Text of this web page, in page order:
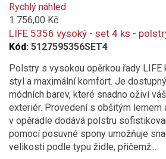
added
to
compare
Rychlý náhled
1 756,00 Kč
LIFE 5356 vysoký - set 4 ks -
Kód: 5127595356SET4
Polstry s vysokou opěrkou řady LIFE
styl a maximální komfort. Je
módních barev, které snadno oživí
exteriér. Provedení s obšitým lemem
v opěradle dodává polstru
pomocí posuvné spony umožňuje
velikosti podle typu židle, přičemž...